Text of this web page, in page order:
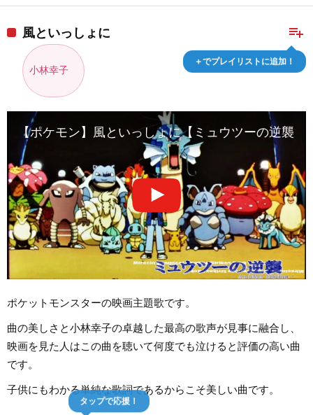
playlist_add
＋でプレイリストに追加！
風といっしょに
小林幸子
【ポケモン】風といっしょに【ミュウツーの逆襲】
ポケットモンスターの映画主題歌です。
曲の美しさと小林幸子の卓越した最高の歌声が見事に融合し、
映画を見た人はこの曲を聴いて何度でも泣けると評価の高い曲
です。
子供にもわかる単純な歌詞であるからこそ美しい曲です。
タップで応援！